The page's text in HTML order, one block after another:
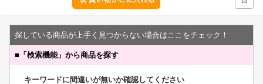
探している商品が上手く見つからない場合はここをチェック！
■ 「検索機能」から商品を探す
キーワードに間違いが無いか確認してください